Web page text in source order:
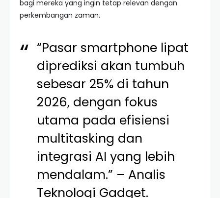
bagi mereka yang ingin tetap relevan dengan
perkembangan zaman.
“Pasar smartphone lipat
diprediksi akan tumbuh
sebesar 25% di tahun
2026, dengan fokus
utama pada efisiensi
multitasking dan
integrasi AI yang lebih
mendalam.” – Analis
Teknologi Gadget.